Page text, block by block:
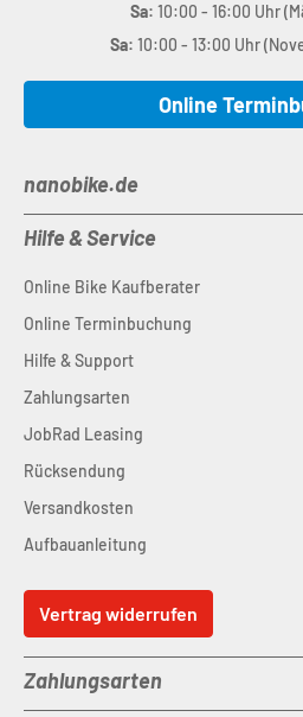
Sa: 10:00 - 16:00 Uhr
Sa: 10:00 - 13:00 Uhr
Online
nanobike.de
Hilfe & Service
Online Bike Kaufberater
Online Terminbuchung
Hilfe & Support
Zahlungsarten
JobRad Leasing
Rücksendung
Versandkosten
Aufbauanleitung
Vertrag widerrufen
Zahlungsarten